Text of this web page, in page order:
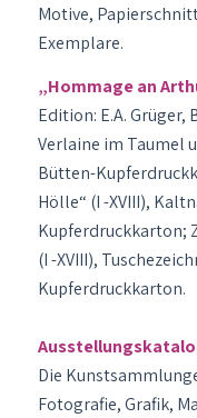
Motive,
Exemplare.
„Hommage an
Edition: E.A. Grüger,
Verlaine im Taumel
Bütten-
Hölle“ (I -XVIII),
Kupferdruckkarton;
(I -XVIII),
Kupferdruckkarton.
Die
Fotografie, Grafik,